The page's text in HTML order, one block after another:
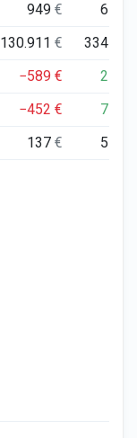
949€ 6
130.911€ 334
−589€ 2
−452€ 7
137€ 5